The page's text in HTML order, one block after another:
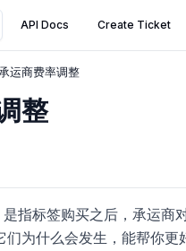
API Docs Create Ticket
运商费率调整
整
指标签购买之后，承运商
为什么会发生，能帮你更